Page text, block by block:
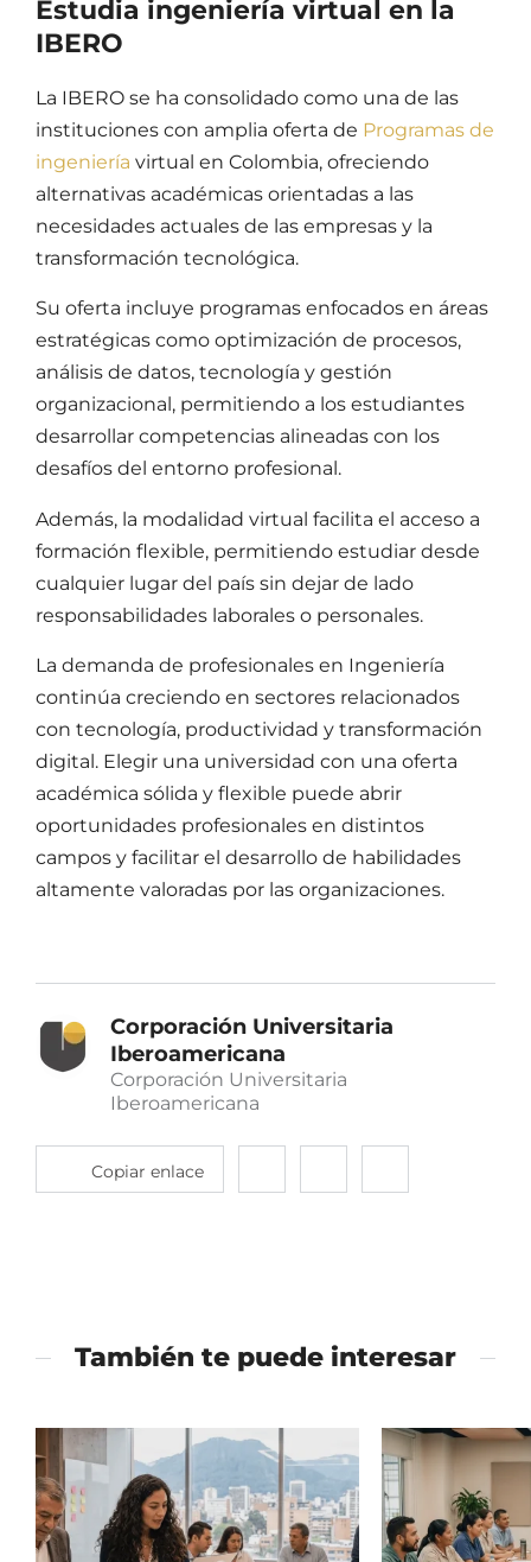
Estudia ingeniería virtual en la
IBERO
La IBERO se ha consolidado como una de las
instituciones con amplia oferta de Programas de
ingeniería virtual en Colombia, ofreciendo
alternativas académicas orientadas a las
necesidades actuales de las empresas y la
transformación tecnológica.
Su oferta incluye programas enfocados en áreas
estratégicas como optimización de procesos,
análisis de datos, tecnología y gestión
organizacional, permitiendo a los estudiantes
desarrollar competencias alineadas con los
desafíos del entorno profesional.
Además, la modalidad virtual facilita el acceso a
formación flexible, permitiendo estudiar desde
cualquier lugar del país sin dejar de lado
responsabilidades laborales o personales.
La demanda de profesionales en Ingeniería
continúa creciendo en sectores relacionados
con tecnología, productividad y transformación
digital. Elegir una universidad con una oferta
académica sólida y flexible puede abrir
oportunidades profesionales en distintos
campos y facilitar el desarrollo de habilidades
altamente valoradas por las organizaciones.
Corporación Universitaria
Iberoamericana
Corporación Universitaria
Iberoamericana
Copiar enlace
También te puede interesar